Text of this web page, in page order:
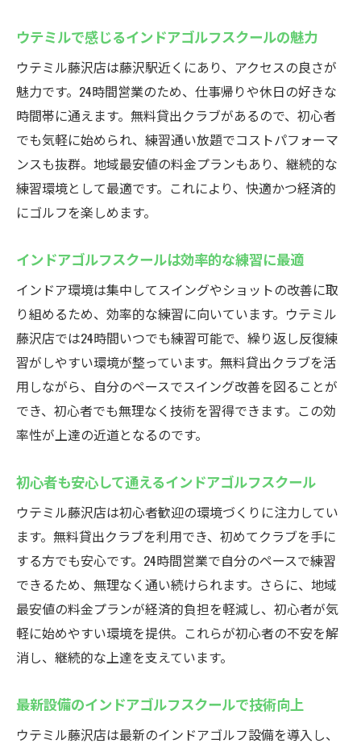
ウテミルで感じるインドアゴルフスクールの魅力
ウテミル藤沢店は藤沢駅近くにあり、アクセスの良さが
魅力です。24時間営業のため、仕事帰りや休日の好きな
時間帯に通えます。無料貸出クラブがあるので、初心者
でも気軽に始められ、練習通い放題でコストパフォーマ
ンスも抜群。地域最安値の料金プランもあり、継続的な
練習環境として最適です。これにより、快適かつ経済的
にゴルフを楽しめます。
インドアゴルフスクールは効率的な練習に最適
インドア環境は集中してスイングやショットの改善に取
り組めるため、効率的な練習に向いています。ウテミル
藤沢店では24時間いつでも練習可能で、繰り返し反復練
習がしやすい環境が整っています。無料貸出クラブを活
用しながら、自分のペースでスイング改善を図ることが
でき、初心者でも無理なく技術を習得できます。この効
率性が上達の近道となるのです。
初心者も安心して通えるインドアゴルフスクール
ウテミル藤沢店は初心者歓迎の環境づくりに注力してい
ます。無料貸出クラブを利用でき、初めてクラブを手に
する方でも安心です。24時間営業で自分のペースで練習
できるため、無理なく通い続けられます。さらに、地域
最安値の料金プランが経済的負担を軽減し、初心者が気
軽に始めやすい環境を提供。これらが初心者の不安を解
消し、継続的な上達を支えています。
最新設備のインドアゴルフスクールで技術向上
ウテミル藤沢店は最新のインドアゴルフ設備を導入し、